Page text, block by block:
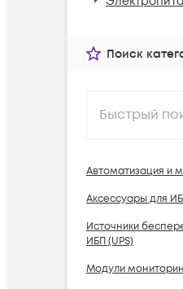
Поиск
Автоматизация и
Аксессуары для
Источники
ИБП (UPS)
Модули